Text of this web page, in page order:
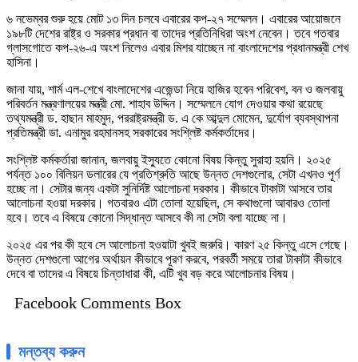
৬ নভেম্বর শুরু হয়ে মোট ১৩ দিন চলবে এবারের কপ-২৭ সম্মেলন। এবারের আয়োজনে
১৯৮টি দেশের রাষ্ট্র ও সরকার প্রধান বা তাদের প্রতিনিধিরা অংশ নেবেন। তবে গতবার
গ্লাসগোতে কপ-২৬-এ অংশ নিলেও এবার মিশর যাচ্ছেন না বাংলাদেশের প্রধানমন্ত্রী শেখ
হাসিনা।
জানা যায়, শার্ম এল-শেখে বাংলাদেশের এজেন্ডা নিয়ে হাজির হবেন পরিবেশ, বন ও জলবায়ু
পরিবর্তন মন্ত্রণালয়ের মন্ত্রী মো. শাহাব উদ্দিন। সম্মেলনে যোগ দেওয়ার কথা রয়েছে
তথ্যমন্ত্রী ড. হাছান মাহমুদ, পররাষ্ট্রমন্ত্রী ড. এ কে আব্দুল মোমেন, দুর্যোগ ব্যবস্থাপনা
প্রতিমন্ত্রী ডা. এনামুর রহমানসহ সরকারের সংশ্লিষ্ট কর্মকর্তাদের।
সংশ্লিষ্ট কর্মকর্তারা জানান, জলবায়ু ইস্যুতে কোনো বিষয় কিন্তু সুরাহা হয়নি। ২০২৫
পর্যন্ত ১০০ বিলিয়ন ডলারের যে প্রতিশ্রুতি আছে উন্নত দেশগুলোর, সেটা এখনও পূর্ণ
হচ্ছে না। সেটার জন্য একটা সুনির্দিষ্ট আলোচনা দরকার। কীভাবে টাকাটা আসবে তার
আলোচনা হওয়া দরকার। গতবারও এটা তোলা হয়েছিল, সে কথাগুলো আবারও তোলা
হবে। তবে এ বিষয়ে কোনো সিদ্ধান্ত আসবে কী না সেটা বলা যাচ্ছে না।
২০২৫ এর পর কী হবে সে আলোচনা হওয়াটা খুবই জরুরি। কারণ ২৫ কিন্তু এসে গেছে।
উন্নত দেশগুলো আগের অর্থায়ন কীভাবে পূরণ করবে, পরবর্তী সময়ে তারা টাকাটা কীভাবে
দেবে বা তাদের এ বিষয়ে চিন্তাধারা কী, এটি খুব বড় করে আলোচনার বিষয়।
Facebook Comments Box
মন্তব্য করুন